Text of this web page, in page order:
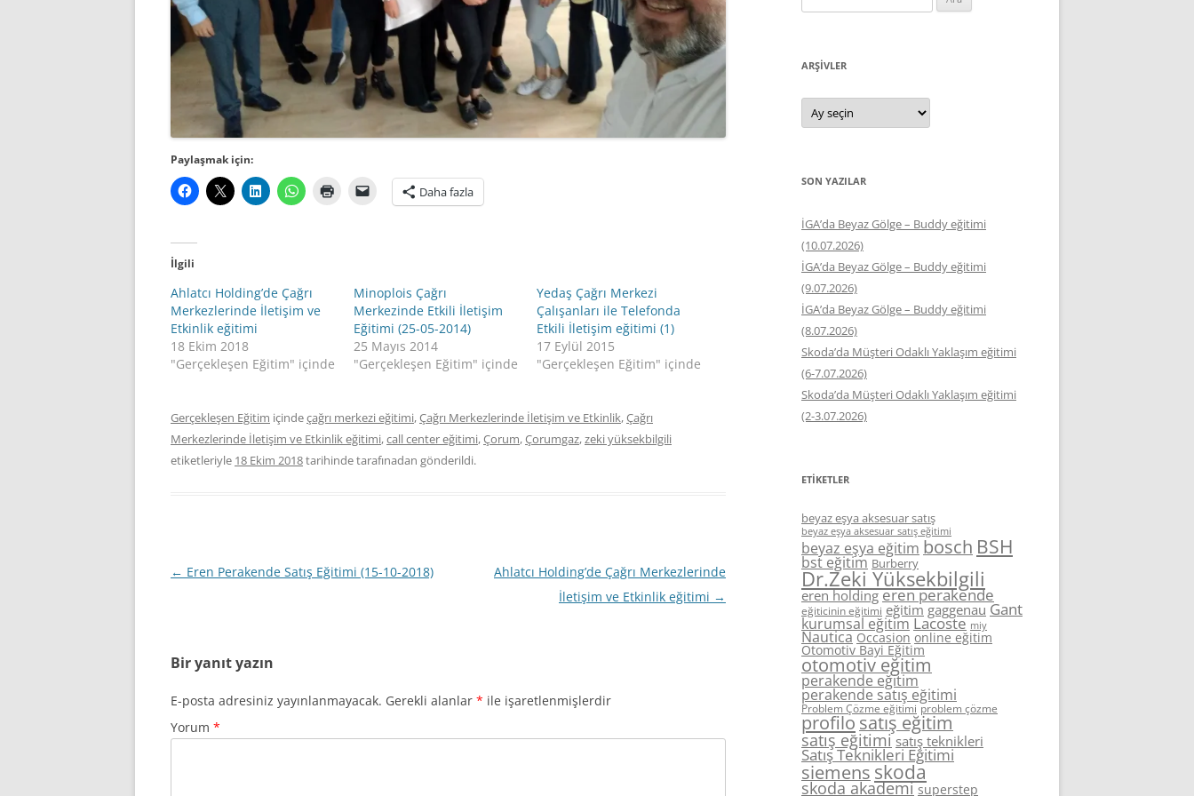
Paylaşmak için:
Daha fazla
İlgili
Ahlatcı Holding’de Çağrı
Merkezlerinde İletişim ve
Etkinlik eğitimi
18 Ekim 2018
"Gerçekleşen Eğitim" içinde
Minoplois Çağrı
Merkezinde Etkili İletişim
Eğitimi (25-05-2014)
25 Mayıs 2014
"Gerçekleşen Eğitim" içinde
Yedaş Çağrı Merkezi
Çalışanları ile Telefonda
Etkili İletişim eğitimi (1)
17 Eylül 2015
"Gerçekleşen Eğitim" içinde
Gerçekleşen Eğitim içindeçağrı merkezi eğitimi,Çağrı Merkezlerinde İletişim ve Etkinlik,Çağrı
Merkezlerinde İletişim ve Etkinlik eğitimi,call center eğitimi,Çorum,Çorumgaz,zeki yüksekbilgili
etiketleriyle 18 Ekim 2018tarihindetarafınadan gönderildi.
Yazı
← Eren Perakende Satış Eğitimi (15-10-2018)
Ahlatcı Holding’de Çağrı Merkezlerinde
İletişim ve Etkinlik eğitimi →
Bir yanıt yazın
E-posta adresiniz yayınlanmayacak. Gerekli alanlar * ile işaretlenmişlerdir
Yorum *
ARŞIVLER
Arşivler
SON YAZILAR
İGA’da Beyaz Gölge – Buddy eğitimi
(10.07.2026)
İGA’da Beyaz Gölge – Buddy eğitimi
(9.07.2026)
İGA’da Beyaz Gölge – Buddy eğitimi
(8.07.2026)
Skoda’da Müşteri Odaklı Yaklaşım eğitimi
(6-7.07.2026)
Skoda’da Müşteri Odaklı Yaklaşım eğitimi
(2-3.07.2026)
ETIKETLER
beyaz eşya aksesuar satış
beyaz eşya aksesuar satış eğitimi
beyaz eşya eğitim bosch BSH
bst eğitim Burberry
Dr.Zeki Yüksekbilgili
eren holding eren perakende
eğiticinin eğitimi eğitim gaggenau Gant
kurumsal eğitim Lacoste miy
Nautica Occasion online eğitim
Otomotiv Bayi Eğitim
otomotiv eğitim
perakende eğitim
perakende satış eğitimi
Problem Çözme eğitimi problem çözme
profilo satış eğitim
satış eğitimi satış teknikleri
Satış Teknikleri Eğitimi
siemens skoda
skoda akademi superstep